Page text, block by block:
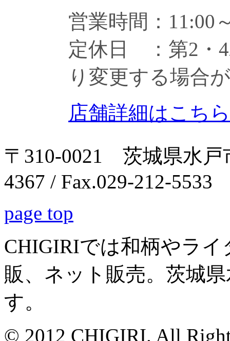
営業時間：11:00
定休日 ：第2・
り変更する場合
店舗詳細はこち
〒310-0021 茨城県水
4367 / Fax.029-212-5533
page top
CHIGIRIでは和柄やラ
販、ネット販売。茨城
す。
© 2012 CHIGIRI. All